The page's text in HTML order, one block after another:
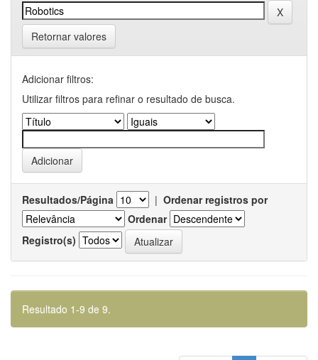
Retornar valores
Adicionar filtros:
Utilizar filtros para refinar o resultado de busca.
Resultados/Página | Ordenar registros por
Ordenar
Registro(s)
Resultado 1-9 de 9.